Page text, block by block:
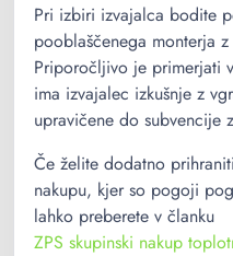
Pri izbiri izvajalca bodite
pooblaščenega monterja
Priporočljivo je primerjati
ima izvajalec izkušnje z
upravičene do subvencije
Če želite dodatno
nakupu, kjer so pogoji
lahko preberete v članku
ZPS skupinski nakup